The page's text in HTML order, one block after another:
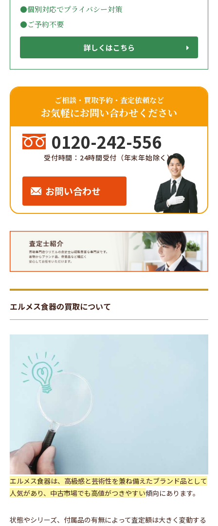
●個別対応でプライバシー対策
●ご予約不要
詳しくはこちら
ご相談・買取予約・査定依頼など
お気軽にお問い合わせください
0120-242-556
受付時間：24時間受付（年末年始除く）
お問い合わせ
エルメス食器の買取について
エルメス食器は、高級感と芸術性を兼ね備えたブランド品として
人気があり、中古市場でも高値がつきやすい傾向にあります。
状態やシリーズ、付属品の有無によって査定額は大きく変動する